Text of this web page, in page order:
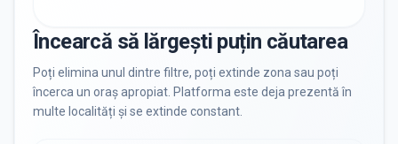
Resetează filtrele
Încearcă să lărgești puțin căutarea
Poți elimina unul dintre filtre, poți extinde zona sau poți
încerca un oraș apropiat. Platforma este deja prezentă în
multe localități și se extinde constant.